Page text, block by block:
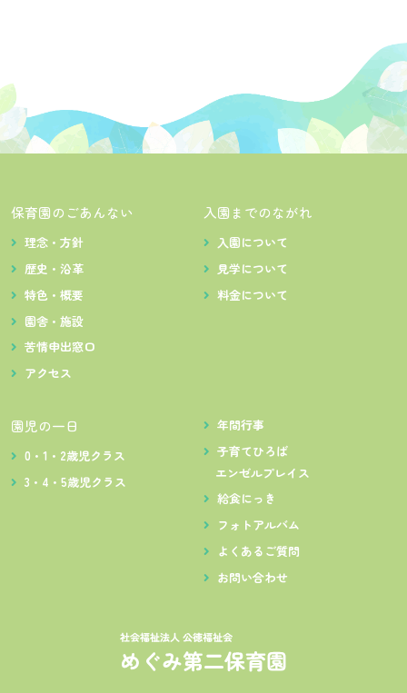
保育園のごあんない
理念・方針
歴史・沿革
特色・概要
園舎・施設
苦情申出窓口
アクセス
入園までのながれ
入園について
見学について
料金について
園児の一日
0・1・2歳児クラス
3・4・5歳児クラス
年間行事
子育てひろば
エンゼルプレイス
給食にっき
フォトアルバム
よくあるご質問
お問い合わせ